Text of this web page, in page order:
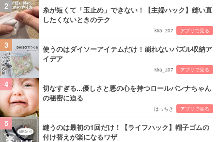
2
糸が短くて「玉止め」できない！【主婦ハック】縫い直
したくないときのテク
kira_z07 アプリで見る
3
使うのはダイソーアイテムだけ！崩れないパズル収納ア
イデア
kira_z07 アプリで見る
4
切なすぎる...優しさと悪の心を持つロールパンナちゃん
の秘密に迫る
はっちき アプリで見る
5
縫うのは最初の1回だけ！【ライフハック】帽子ゴムの
付け替えが楽になるワザ